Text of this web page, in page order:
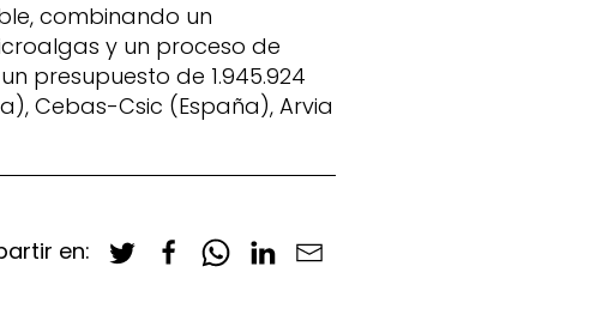
combinando un
y un proceso de
presupuesto de 1.945.924
Cebas-Csic (España), Arvia
en: